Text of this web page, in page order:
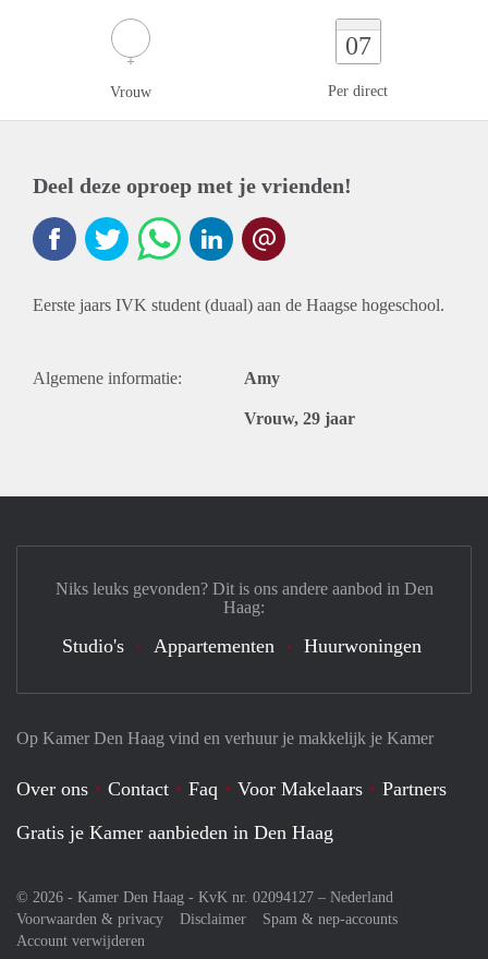
Vrouw
07
Per direct
Deel deze oproep met je vrienden!
Eerste jaars IVK student (duaal) aan de Haagse hogeschool.
Algemene informatie: Amy
Vrouw, 29 jaar
Op Kamer Den Haag vind en verhuur je makkelijk je Kamer
Over ons Contact Faq Voor Makelaars
Partners
Gratis je Kamer aanbieden in Den Haag
© 2026 - Kamer Den Haag - KvK nr. 02094127 – Nederland
Voorwaarden & privacy
Disclaimer
Spam & nep-accounts
Account verwijderen
Niks leuks gevonden? Dit is ons andere aanbod in Den
Haag:
Studio's Appartementen Huurwoningen